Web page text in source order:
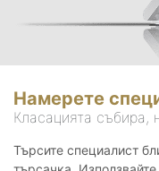
Намерете
Класацията събира,
Търсите специалист